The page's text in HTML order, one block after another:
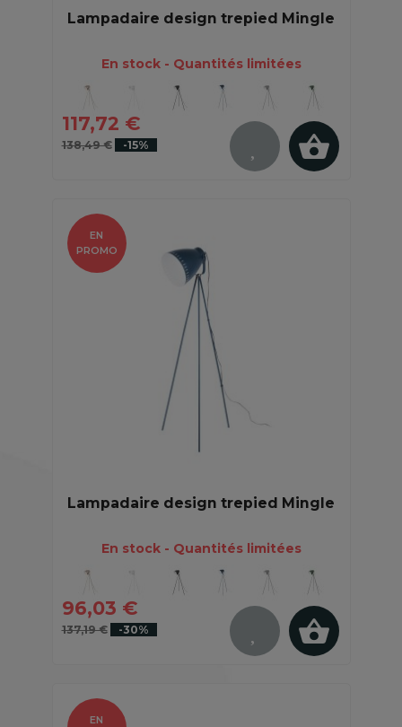
Lampadaire design trepied Mingle
En stock - Quantités limitées
117,72 €
138,49 € -15%
Lampadaire design trepied Mingle
En stock - Quantités limitées
96,03 €
137,19 € -30%
EN
PROMO
EN